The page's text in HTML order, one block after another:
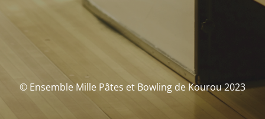
© Ensemble Mille Pâtes et Bowling de Kourou 2023